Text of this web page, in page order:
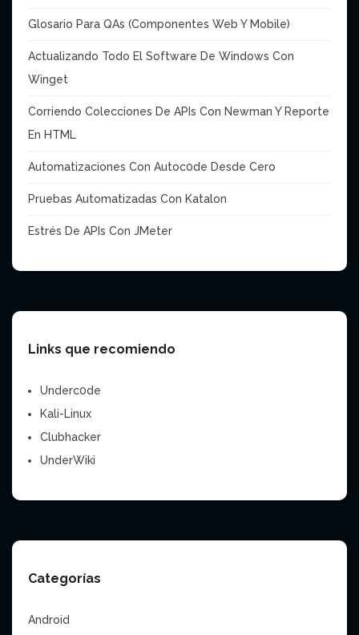
Glosario Para QAs (Componentes Web Y Mobile)
Actualizando Todo El Software De Windows Con
Winget
Corriendo Colecciones De APIs Con Newman Y Reporte
En HTML
Automatizaciones Con Autoc0de Desde Cero
Pruebas Automatizadas Con Katalon
Estrés De APIs Con JMeter
Links que recomiendo
Underc0de
Kali-Linux
Clubhacker
UnderWiki
Categorías
Android